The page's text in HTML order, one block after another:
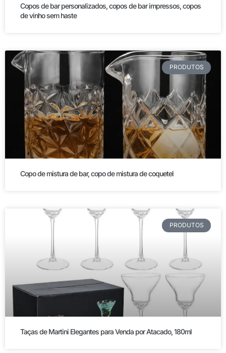
Copos de bar personalizados, copos de bar impressos, copos
de vinho sem haste
PRODUTOS
Copo de mistura de bar, copo de mistura de coquetel
PRODUTOS
Taças de Martini Elegantes para Venda por Atacado, 180ml